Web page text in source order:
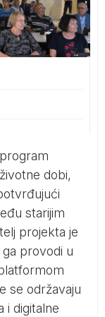
dobi,
starijim
projekta je
provodi u
se održavaju
i digitalne